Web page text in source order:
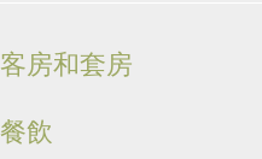
客房和套房
餐飲